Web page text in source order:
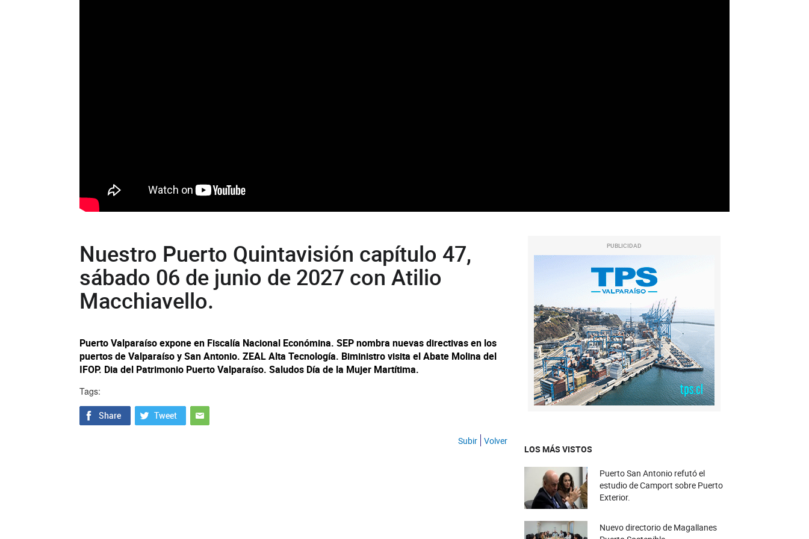
Nuestro Puerto Quintavisión capítulo 47,
sábado 06 de junio de 2027 con Atilio
Macchiavello.
Puerto Valparaíso expone en Fiscalía Nacional Económina. SEP nombra nuevas directivas en los
puertos de Valparaíso y San Antonio. ZEAL Alta Tecnología. Biministro visita el Abate Molina del
IFOP. Dia del Patrimonio Puerto Valparaíso. Saludos Día de la Mujer Martítima.
Tags:
Subir Volver
PUBLICIDAD
LOS MÁS VISTOS
Puerto San Antonio refutó el
estudio de Camport sobre Puerto
Exterior.
Nuevo directorio de Magallanes